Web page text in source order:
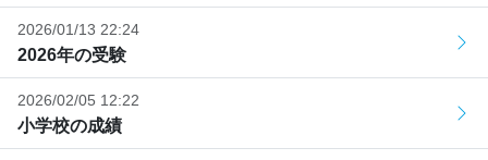
2026/01/13 22:24
2026年の受験
2026/02/05 12:22
小学校の成績